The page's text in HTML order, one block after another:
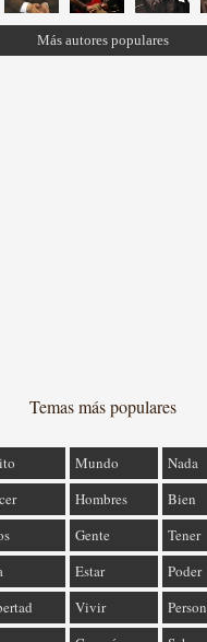
Más autores populares
Temas más populares
Mundo
Nada
Hombres
Bien
Gente
Tener
Estar
Poder
Vivir